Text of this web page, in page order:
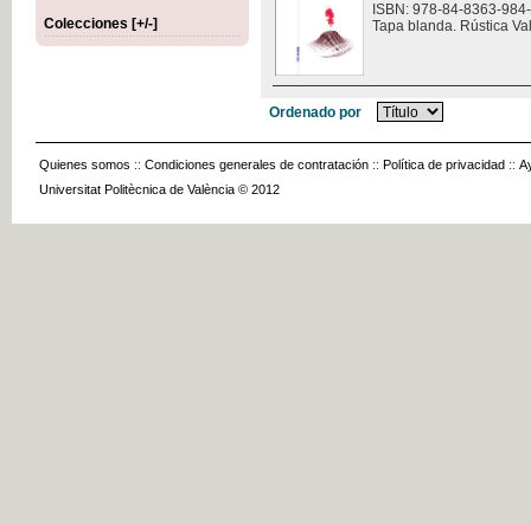
Colecciones [+/-]
ISBN: 978-84-8363-
Tapa blanda. Rústica
Ordenado por
Quienes somos :: Condiciones generales de contratación :: Política de privacidad ::
Universitat Politècnica de València © 2012